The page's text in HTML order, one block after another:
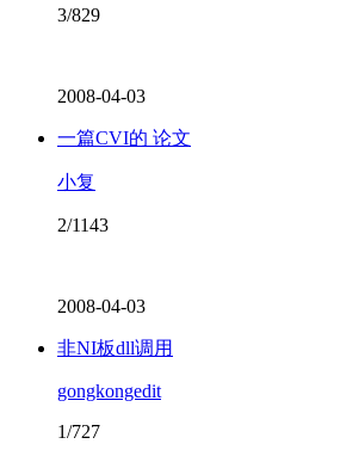
3/829
2008-04-03
一篇CVI的 论文
小复
2/1143
2008-04-03
非NI板dll调用
gongkongedit
1/727